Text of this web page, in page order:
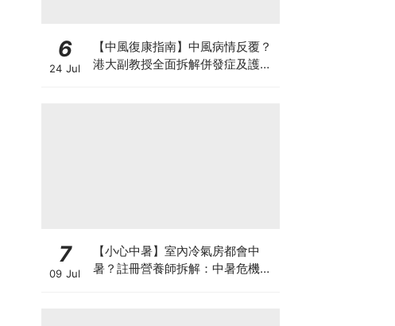
6
24 Jul
【中風復康指南】中風病情反覆？
港大副教授全面拆解併發症及護理
7
09 Jul
【小心中暑】室內冷氣房都會中
暑？註冊營養師拆解：中暑危機及